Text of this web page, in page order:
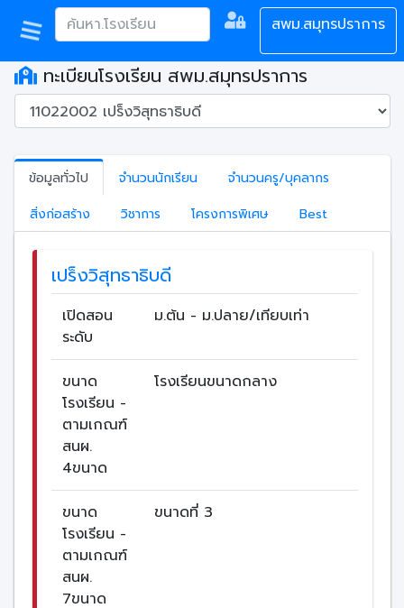
สพม.สมุทรปราการ
ทะเบียนโรงเรียน สพม.สมุทรปราการ
ข้อมูลทั่วไป จำนวนนักเรียน
จำนวนครู/บุคลากร
สิ่งก่อสร้าง
วิชาการ โครงการพิเศษ Best
เปร็งวิสุทธาธิบดี
เปิดสอน
ระดับ
ม.ต้น - ม.ปลาย/เทียบเท่า
ขนาด
โรงเรียน -
ตามเกณฑ์
สนผ.
4ขนาด
โรงเรียนขนาดกลาง
ขนาด
โรงเรียน -
ตามเกณฑ์
สนผ.
7ขนาด
ขนาดที่ 3